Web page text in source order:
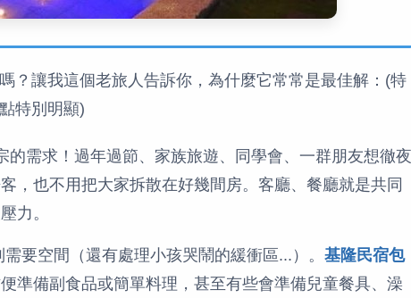
嗎？讓我這個老旅人告訴你，為什麼它常常是最佳解：(特
特別明顯)
的需求！過年過節、家族旅遊、同學會、一群朋友想徹夜
，也不用把大家拆散在好幾間房。客廳、餐廳就是共同
力。
要空間（還有處理小孩哭鬧的緩衝區...）。 基隆民宿包
準備副食品或簡單料理，甚至有些會準備兒童餐具、澡